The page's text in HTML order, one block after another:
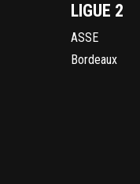
LIGUE 2
ASSE
Bordeaux